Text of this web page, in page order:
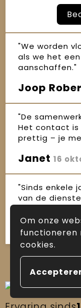
"We worden
als we het
aanschaffen."
Joop
"De
Het contact is
prettig – je
Janet 16
"Sinds enkele
van de
Ineke16
Om onze
functioneren
cookies.